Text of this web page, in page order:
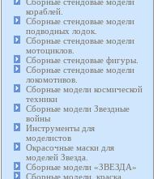
кораблей.
Сборные стендовые модели
подводных лодок.
Сборные стендовые модели
мотоциклов.
Сборные стендовые фигуры.
Сборные стендовые модели
локомотивов.
Сборные модели космической
техники
Сборные модели Звездные
войны
Инструменты для
моделистов
Окрасочные маски для
моделей Звезда.
Сборные модели «ЗВЕЗДА»
Сборные модели, краска,